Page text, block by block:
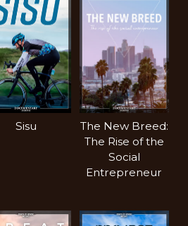
Sisu
The New Breed:
The Rise of the
Social
Entrepreneur